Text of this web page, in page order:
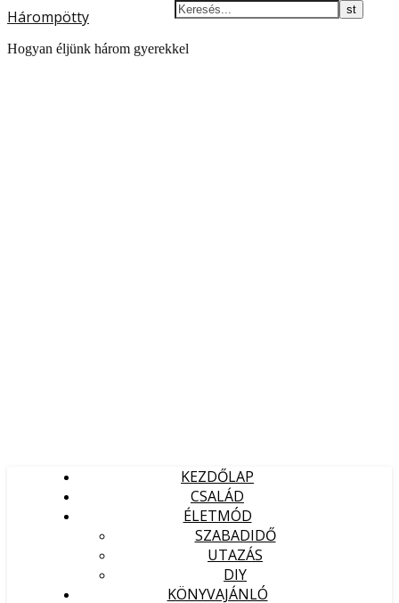
Hárompötty
Hogyan éljünk három gyerekkel
KEZDŐLAP
CSALÁD
ÉLETMÓD
SZABADIDŐ
UTAZÁS
DIY
KÖNYVAJÁNLÓ